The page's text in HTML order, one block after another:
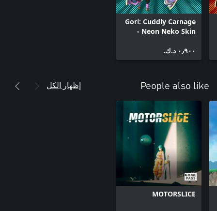
Gori: Cuddly Carnage
- Neon Neko Skin
٠٫٩٠٠ د.ك.‏
People also like إظهار الكل
MOTORSLICE